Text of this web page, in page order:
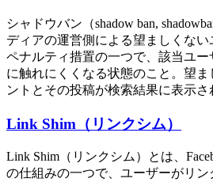
シャドウバン（shadow ban,
ディアの運営側による望ましくな
ペナルティ措置の一つで、該当ユー
に触れにくくなる状態のこと。望
ントとその投稿が検索結果に表示
Link Shim（リンクシム）
Link Shim（リンクシム）とは、
の仕組みの一つで、ユーザーがリ